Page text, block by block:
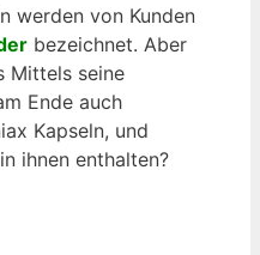
werden von Kunden
bezeichnet. Aber
Mittels seine
Ende auch
Kapseln, und
ihnen enthalten?